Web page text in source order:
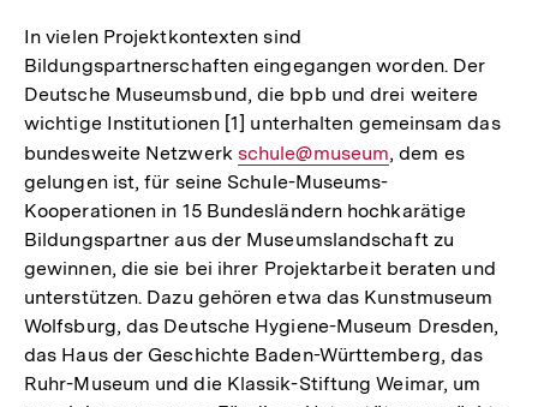
In vielen Projektkontexten sind
Bildungspartnerschaften eingegangen worden. Der
Deutsche Museumsbund, die bpb und drei weitere
wichtige Institutionen [1] unterhalten gemeinsam das
bundesweite Netzwerk E-
Mail
Link:
schule@museum, dem es
gelungen ist, für seine Schule-Museums-
Kooperationen in 15 Bundesländern hochkarätige
Bildungspartner aus der Museumslandschaft zu
gewinnen, die sie bei ihrer Projektarbeit beraten und
unterstützen. Dazu gehören etwa das Kunstmuseum
Wolfsburg, das Deutsche Hygiene-Museum Dresden,
das Haus der Geschichte Baden-Württemberg, das
Ruhr-Museum und die Klassik-Stiftung Weimar, um